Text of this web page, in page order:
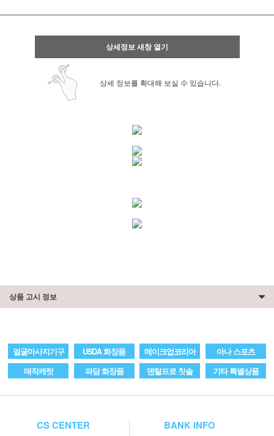
상세정보 새창 열기
상세 정보를 확대해 보실 수 있습니다.
상품 고시 정보
얼굴마사지기구 USDA 화장품 메이크업코리아
아나 스포츠
매직캐럿
파담 화장품 덴탈프로 칫솔 기타 특별상품
CS CENTER BANK INFO